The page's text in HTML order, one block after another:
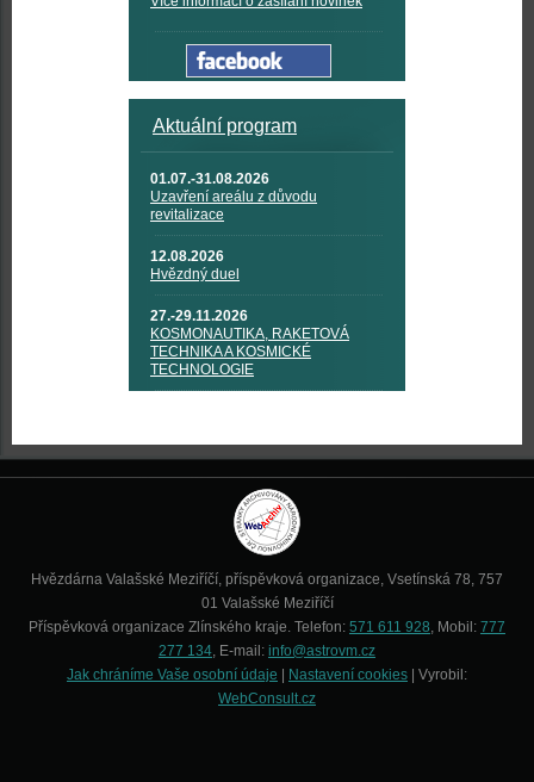
Aktuální program
01.07.-31.08.2026
Uzavření areálu z důvodu
revitalizace
12.08.2026
Hvězdný duel
27.-29.11.2026
KOSMONAUTIKA, RAKETOVÁ
TECHNIKA A KOSMICKÉ
TECHNOLOGIE
Hvězdárna Valašské Meziříčí, příspěvková organizace, Vsetínská 78, 757
01 Valašské Meziříčí
Příspěvková organizace Zlínského kraje. Telefon: 571 611 928, Mobil: 777
277 134, E-mail: info@astrovm.cz
Jak chráníme Vaše osobní údaje
Nastavení cookies | Vyrobil:
WebConsult.cz